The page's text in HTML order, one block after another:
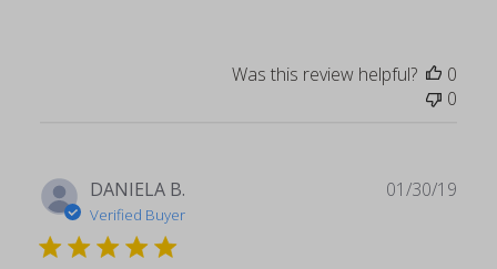
Was this review helpful?
0
0
DANIELA B.
Verified Buyer
01/30/19